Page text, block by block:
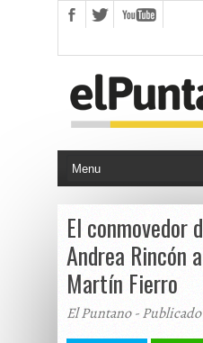
El conmovedor
Andrea Rincón
Martín Fierro
El Puntano - Publicado